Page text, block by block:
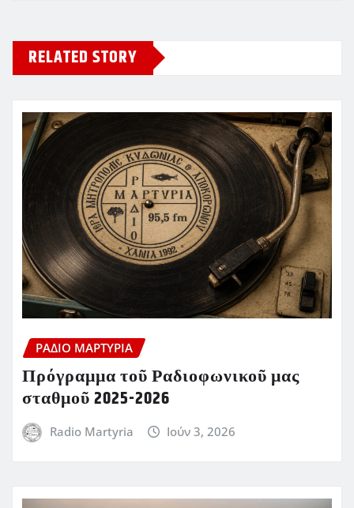
RELATED STORY
ΡΆΔΙΟ ΜΑΡΤΥΡΊΑ
Πρόγραμμα τοῦ Ραδιοφωνικοῦ μας
σταθμοῦ 2025-2026
Radio Martyria Ιούν 3, 2026